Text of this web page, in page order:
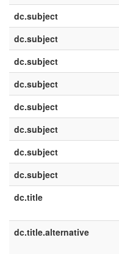
dc.subject
dc.subject
dc.subject
dc.subject
dc.subject
dc.subject
dc.subject
dc.subject
dc.title
dc.title.alternative